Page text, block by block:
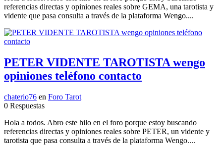
referencias directas y opiniones reales sobre GEMA, una tarotista y
vidente que pasa consulta a través de la plataforma Wengo....
PETER VIDENTE TAROTISTA wengo
opiniones teléfono contacto
chaterio76 en Foro Tarot
0 Respuestas
Hola a todos. Abro este hilo en el foro porque estoy buscando
referencias directas y opiniones reales sobre PETER, un vidente y
tarotista que pasa consulta a través de la plataforma Wengo....